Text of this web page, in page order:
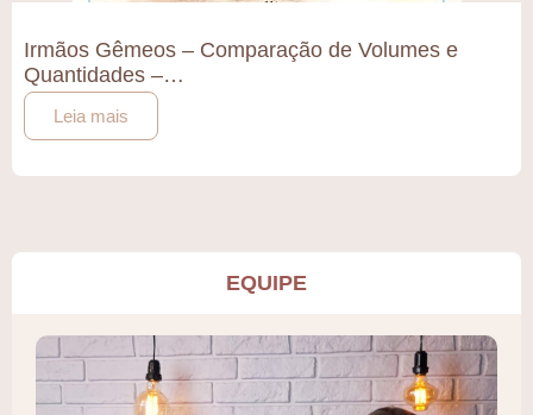
Irmãos Gêmeos – Comparação de Volumes e
Quantidades –…
Leia mais
EQUIPE